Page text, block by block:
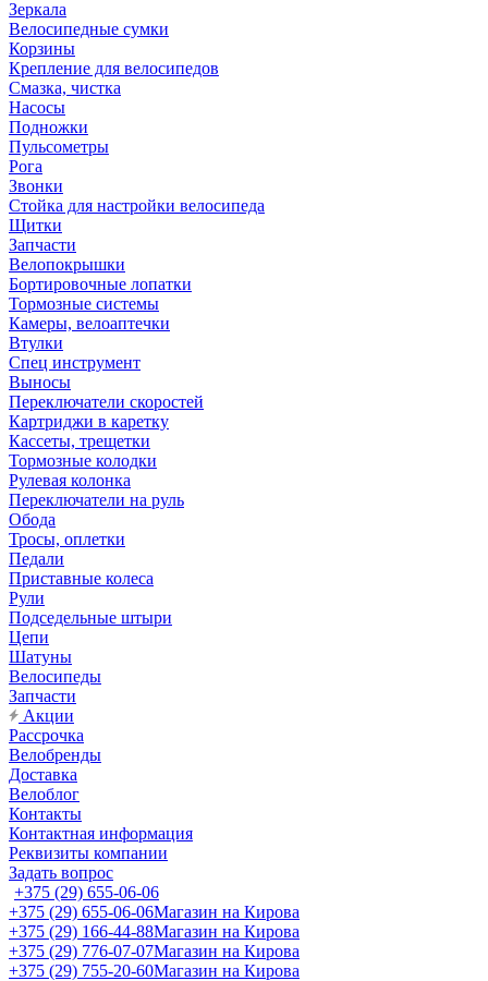
Зеркала
Велосипедные сумки
Корзины
Крепление для велосипедов
Смазка, чистка
Насосы
Подножки
Пульсометры
Рога
Звонки
Стойка для настройки велосипеда
Щитки
Запчасти
Велопокрышки
Бортировочные лопатки
Тормозные системы
Камеры, велоаптечки
Втулки
Спец инструмент
Выносы
Переключатели скоростей
Картриджи в каретку
Кассеты, трещетки
Тормозные колодки
Рулевая колонка
Переключатели на руль
Обода
Тросы, оплетки
Педали
Приставные колеса
Рули
Подседельные штыри
Цепи
Шатуны
Велосипеды
Запчасти
Акции
Рассрочка
Велобренды
Доставка
Велоблог
Контакты
Контактная информация
Реквизиты компании
Задать вопрос
+375 (29) 655-06-06
+375 (29) 655-06-06Магазин на Кирова
+375 (29) 166-44-88Магазин на Кирова
+375 (29) 776-07-07Магазин на Кирова
+375 (29) 755-20-60Магазин на Кирова